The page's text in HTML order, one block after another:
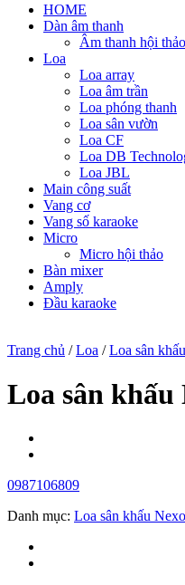
HOME
Dàn âm thanh
Âm thanh hội thảo
Loa
Loa array
Loa âm trần
Loa phóng thanh
Loa sân vườn
Loa CF
Loa DB
Loa JBL
Main công suất
Vang cơ
Vang số karaoke
Micro
Micro hội thảo
Bàn mixer
Amply
Đầu karaoke
Trang chủ / Loa / Loa sân khấu
Loa sân khấu
0987106809
Danh mục: Loa sân khấu Nexo